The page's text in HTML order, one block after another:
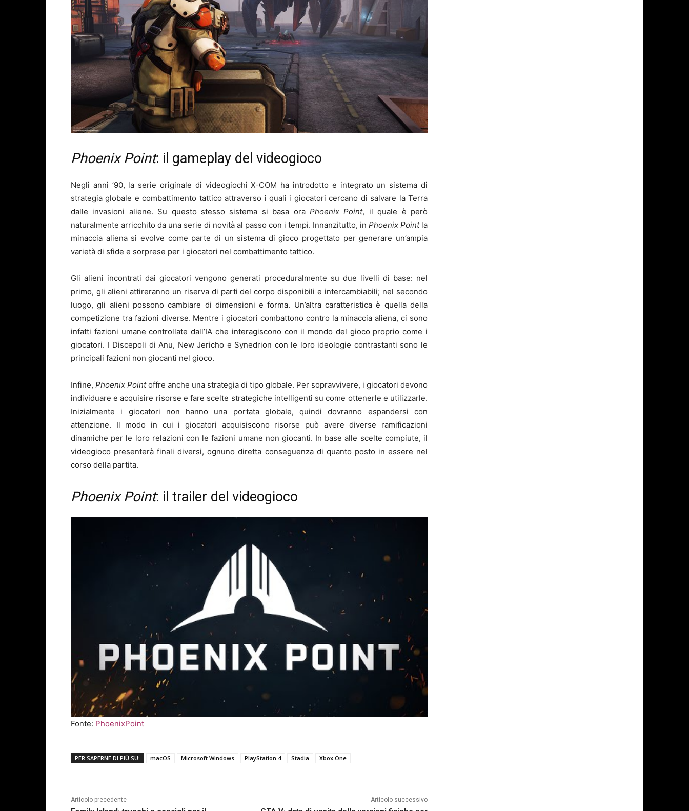
Phoenix Point: il gameplay del videogioco
Negli anni ’90, la serie originale di videogiochi X-COM ha introdotto e integrato un sistema di
strategia globale e combattimento tattico attraverso i quali i giocatori cercano di salvare la Terra
dalle invasioni aliene. Su questo stesso sistema si basa ora Phoenix Point, il quale è però
naturalmente arricchito da una serie di novità al passo con i tempi. Innanzitutto, in Phoenix Pointla
minaccia aliena si evolve come parte di un sistema di gioco progettato per generare un’ampia
varietà di sfide e sorprese per i giocatori nel combattimento tattico.
Gli alieni incontrati dai giocatori vengono generati proceduralmente su due livelli di base: nel
primo, gli alieni attireranno un riserva di parti del corpo disponibili e intercambiabili; nel secondo
luogo, gli alieni possono cambiare di dimensioni e forma. Un’altra caratteristica è quella della
competizione tra fazioni diverse. Mentre i giocatori combattono contro la minaccia aliena, ci sono
infatti fazioni umane controllate dall’IA che interagiscono con il mondo del gioco proprio come i
giocatori. I Discepoli di Anu, New Jericho e Synedrion con le loro ideologie contrastanti sono le
principali fazioni non giocanti nel gioco.
Infine, Phoenix Pointoffre anche una strategia di tipo globale. Per sopravvivere, i giocatori devono
individuare e acquisire risorse e fare scelte strategiche intelligenti su come ottenerle e utilizzarle.
Inizialmente i giocatori non hanno una portata globale, quindi dovranno espandersi con
attenzione. Il modo in cui i giocatori acquisiscono risorse può avere diverse ramificazioni
dinamiche per le loro relazioni con le fazioni umane non giocanti. In base alle scelte compiute, il
videogioco presenterà finali diversi, ognuno diretta conseguenza di quanto posto in essere nel
corso della partita.
Phoenix Point: il trailer del videogioco
Fonte: PhoenixPoint
PER SAPERNE DI PIÙ SU: macOS Microsoft Windows PlayStation 4 Stadia Xbox One
Articolo precedente Articolo successivo